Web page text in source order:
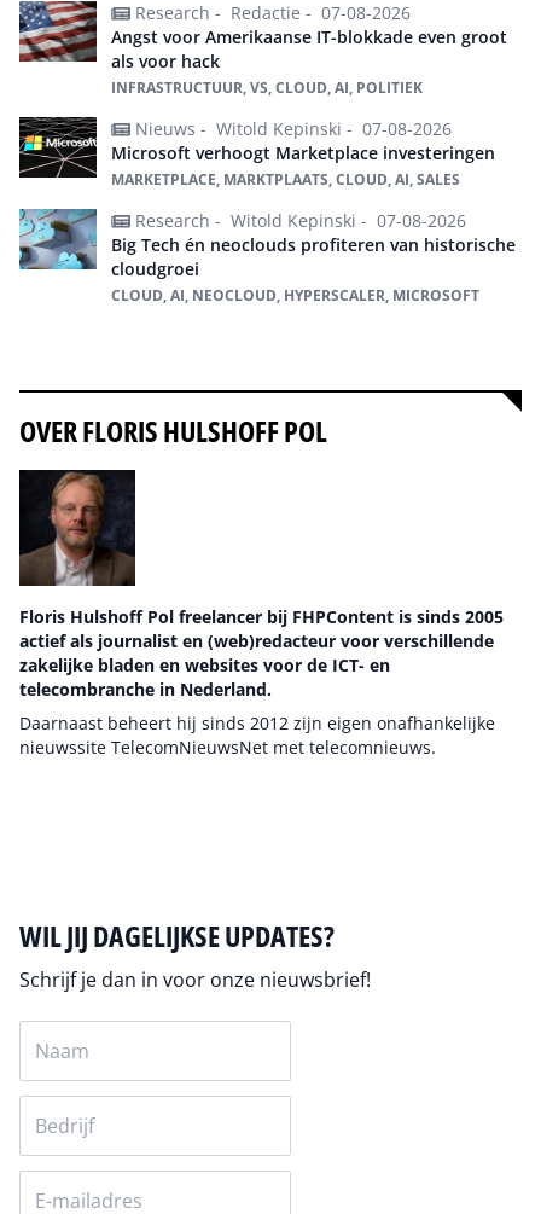
Research - Redactie - 07-08-2026
Angst voor Amerikaanse IT-blokkade even groot
als voor hack
INFRASTRUCTUUR, VS, CLOUD, AI, POLITIEK
Nieuws - Witold Kepinski - 07-08-2026
Microsoft verhoogt Marketplace investeringen
MARKETPLACE, MARKTPLAATS, CLOUD, AI, SALES
Research - Witold Kepinski - 07-08-2026
Big Tech én neoclouds profiteren van historische
cloudgroei
CLOUD, AI, NEOCLOUD, HYPERSCALER, MICROSOFT
OVER FLORIS HULSHOFF POL
Floris Hulshoff Pol freelancer bij FHPContent is sinds 2005
actief als journalist en (web)redacteur voor verschillende
zakelijke bladen en websites voor de ICT- en
telecombranche in Nederland.
Daarnaast beheert hij sinds 2012 zijn eigen onafhankelijke
nieuwssite TelecomNieuwsNet met telecomnieuws.
WIL JIJ DAGELIJKSE UPDATES?
Schrijf je dan in voor onze nieuwsbrief!